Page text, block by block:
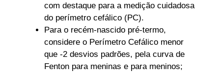
com destaque para a medição cuidadosa
do perímetro cefálico (PC).
Para o recém-nascido pré-termo,
considere o Perímetro Cefálico menor
que -2 desvios padrões, pela curva de
Fenton para meninas e para meninos;